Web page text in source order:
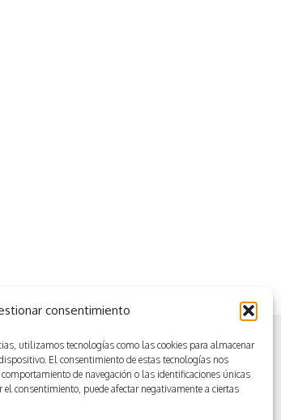
consentimiento
utilizamos tecnologías como las cookies para almacenar
El consentimiento de estas tecnologías nos
de navegación o las identificaciones únicas
el consentimiento, puede afectar negativamente a ciertas